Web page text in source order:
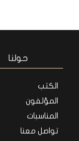
حولنا
الكتب
المؤلفون
المناسبات
تواصل معنا